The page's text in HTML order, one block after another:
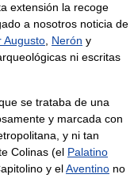
extensión la recoge
a nosotros noticia de
Augusto Nerón y
ni escritas
se trataba de una
y marcada con
y ni tan
Colinas (el Palatino
y elAventino no